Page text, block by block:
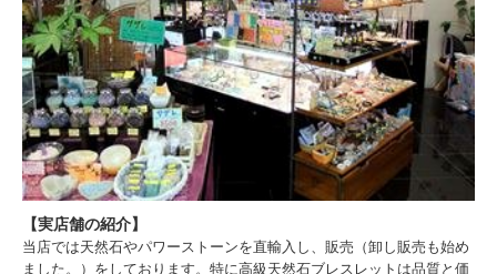
【実店舗の紹介】
当店では天然石やパワーストーンを直輸入し、販売（卸し販売も始め
ました。）をしております。特に高級天然石ブレスレットは品質と価